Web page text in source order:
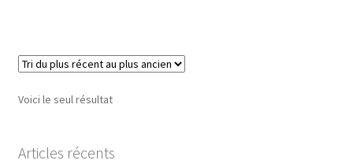
Voici le seul résultat
Articles récents